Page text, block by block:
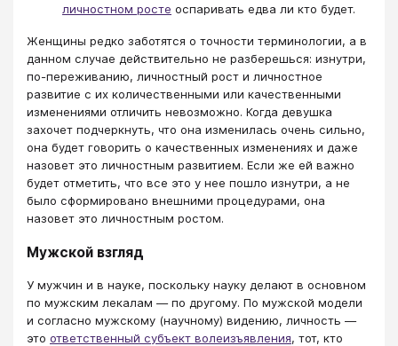
личностном росте оспаривать едва ли кто будет.
Женщины редко заботятся о точности терминологии, а в
данном случае действительно не разберешься: изнутри,
по-переживанию, личностный рост и личностное
развитие с их количественными или качественными
изменениями отличить невозможно. Когда девушка
захочет подчеркнуть, что она изменилась очень сильно,
она будет говорить о качественных изменениях и даже
назовет это личностным развитием. Если же ей важно
будет отметить, что все это у нее пошло изнутри, а не
было сформировано внешними процедурами, она
назовет это личностным ростом.
Мужской взгляд
У мужчин и в науке, поскольку науку делают в основном
по мужским лекалам — по другому. По мужской модели
и согласно мужскому (научному) видению, личность —
это ответственный субъект волеизъявления, тот, кто